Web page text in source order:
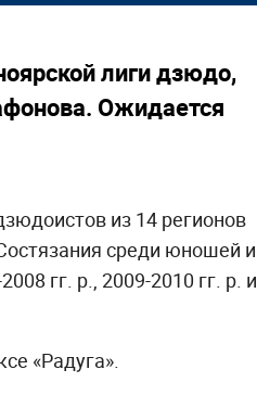
лиги дзюдо,
Ожидается
из 14 регионов
среди юношей и
гг. р., 2009-2010 гг. р. и
«Радуга».